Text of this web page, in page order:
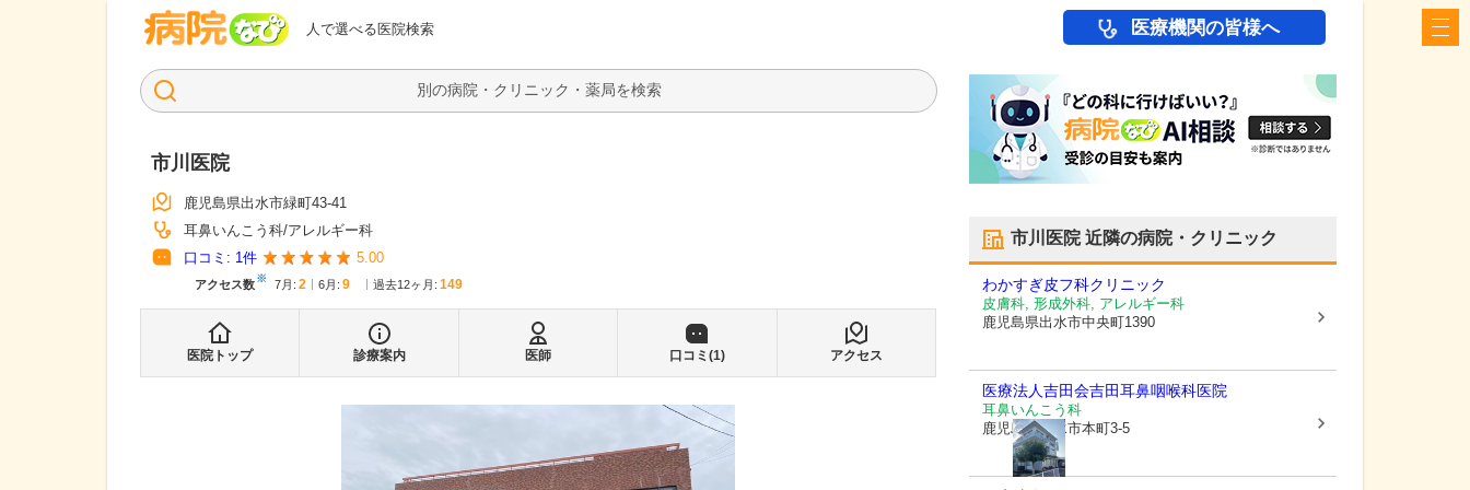
人で選べる医院検索
病院なび 医療機関の皆様へ
検索
市川医院
鹿児島県出水市緑町43-41
耳鼻いんこう科 アレルギー科
口コミ: 1件 5.00
アクセス数※ 7月 : 2 6月 : 9 過去12ヶ月: 149
医院トップ 診療案内 医師 口コミ(1) アクセス
市川医院近隣の病院・クリニック
わかすぎ皮フ科クリニック
皮膚科, 形成外科, アレルギー科
鹿児島県出水市中央町1390
医療法人吉田会吉田耳鼻咽喉科医院
耳鼻いんこう科
鹿児島県出水市本町3-5